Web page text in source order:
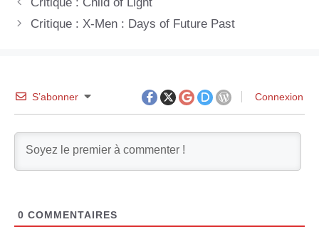
Critique : X-Men : Days of Future Past
S’abonner Connexion
0 COMMENTAIRES